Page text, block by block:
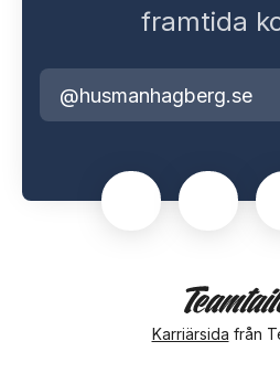
framtida
@husmanhagberg.se
Karriärsida från